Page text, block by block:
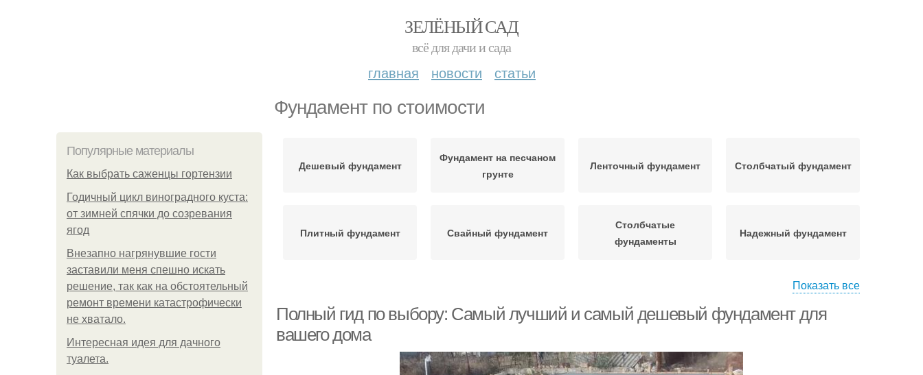
ЗЕЛЁНЫЙ САД
всё для дачи и сада
главная новости статьи
Фундамент по стоимости
Популярные материалы
Как выбрать саженцы гортензии
Годичный цикл виноградного куста:
от зимней спячки до созревания
ягод
Внезапно нагрянувшие гости
заставили меня спешно искать
решение, так как на обстоятельный
ремонт времени катастрофически
не хватало.
Интересная идея для дачного
туалета.
Дешевый фундамент
Фундамент на песчаном
грунте
Ленточный фундамент Столбчатый фундамент
Плитный фундамент Свайный фундамент
Столбчатые
фундаменты
Надежный фундамент
Показать все
Полный гид по выбору: Самый лучший и самый дешевый фундамент для
вашего дома